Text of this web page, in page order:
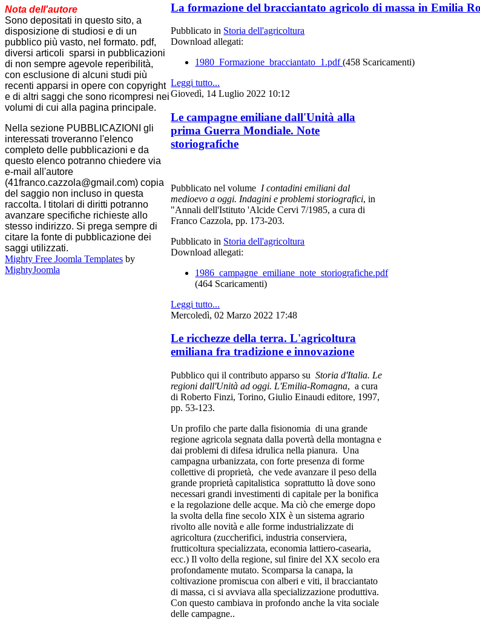
La formazione del bracciantato agricolo di massa in Emilia
Pubblicato in Storia dell'agricoltura
Download allegati:
1980_Formazione_bracciantato_1.pdf(458 Scaricamenti)
Leggi tutto...
Giovedì, 14 Luglio 2022 10:12
Le campagne emiliane dall'Unità alla
prima Guerra Mondiale. Note
storiografiche
Pubblicato nel volume I contadini emiliani dal
medioevo a oggi. Indagini e problemi storiografici, in
"Annali dell'Istituto 'Alcide Cervi 7/1985, a cura di
Franco Cazzola, pp. 173-203.
Pubblicato in Storia dell'agricoltura
Download allegati:
1986_campagne_emiliane_note_storiografiche.pdf
(464 Scaricamenti)
Leggi tutto...
Mercoledì, 02 Marzo 2022 17:48
Le ricchezze della terra. L'agricoltura
emiliana fra tradizione e innovazione
Pubblico qui il contributo apparso suStoria d'Italia. Le
regioni dall'Unità ad oggi. L'Emilia-Romagna, a cura
di Roberto Finzi, Torino, Giulio Einaudi editore, 1997,
pp. 53-123.
Un profilo che parte dalla fisionomia di una grande
regione agricola segnata dalla povertà della montagna e
dai problemi di difesa idrulica nella pianura. Una
campagna urbanizzata, con forte presenza di forme
collettive di proprietà, che vede avanzare il peso della
grande proprietà capitalistica soprattutto là dove sono
necessari grandi investimenti di capitale per la bonifica
e la regolazione delle acque. Ma ciò che emerge dopo
la svolta della fine secolo XIX è un sistema agrario
rivolto alle novità e alle forme industrializzate di
agricoltura (zuccherifici, industria conserviera,
frutticoltura specializzata, economia lattiero-casearia,
ecc.) Il volto della regione, sul finire del XX secolo era
profondamente mutato. Scomparsa la canapa, la
coltivazione promiscua con alberi e viti, il bracciantato
di massa, ci si avviava alla specializzazione produttiva.
Con questo cambiava in profondo anche la vita sociale
delle campagne..
Nota dell'autore
Sono depositati in questo sito, a
disposizione di studiosi e di un
pubblico più vasto, nel formato. pdf,
diversi articoli sparsi in pubblicazioni
di non sempre agevole reperibilità,
con esclusione di alcuni studi più
recenti apparsi in opere con copyright
e di altri saggi che sono ricompresi nei
volumi di cui alla pagina principale.
Nella sezione PUBBLICAZIONI gli
interessati troveranno l'elenco
completo delle pubblicazioni e da
questo elenco potranno chiedere via
e-mail all'autore
(41franco.cazzola@gmail.com) copia
del saggio non incluso in questa
raccolta. I titolari di diritti potranno
avanzare specifiche richieste allo
stesso indirizzo. Si prega sempre di
citare la fonte di pubblicazione dei
saggi utilizzati.
Mighty Free Joomla Templates by
MightyJoomla